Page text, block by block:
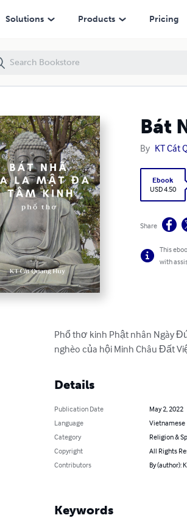
Solutions Products Pricing
Bát
By KT Cát
Ebook
USD 4.50
Share
This
with
Phổ thơ kinh Phật nhân Ngày
nghèo của hội Minh Châu Đất
Details
Publication Date
May 2, 2022
Language
Vietnamese
Category
Religion &
Copyright
All Rights
Contributors
By (author):
Keywords
Kinh phổ thơ (ebook)